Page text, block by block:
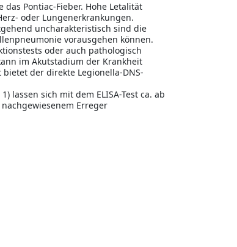
Pontiac-Fieber. Hohe Letalität
oder Lungenerkrankungen.
uncharakteristisch sind die
vorausgehen können.
oder auch pathologisch
im Akutstadium der Krankheit
der direkte Legionella-DNS-
lassen sich mit dem ELISA-Test ca. ab
Erreger